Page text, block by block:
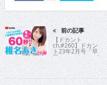
前の記事
【ドカント
ch.#260】ドカン
ト23年2月号「早
耳！エンタメ・イ
ンタビュー585」
椎名あきさんの動
画第1弾！【椎名
あきさん1/2】